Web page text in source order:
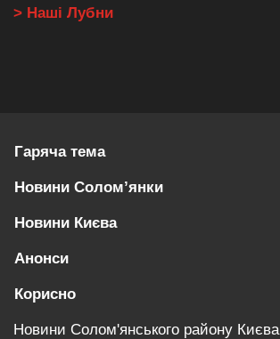
> Наші Лубни
Гаряча тема
Новини Солом’янки
Новини Києва
Анонси
Корисно
Новини Солом'янського району Києва